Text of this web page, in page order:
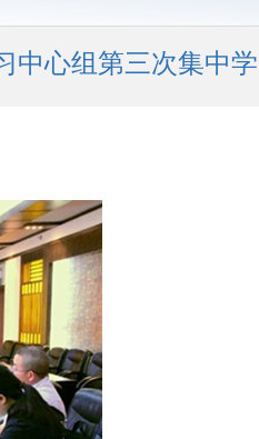
中心组第三次集中